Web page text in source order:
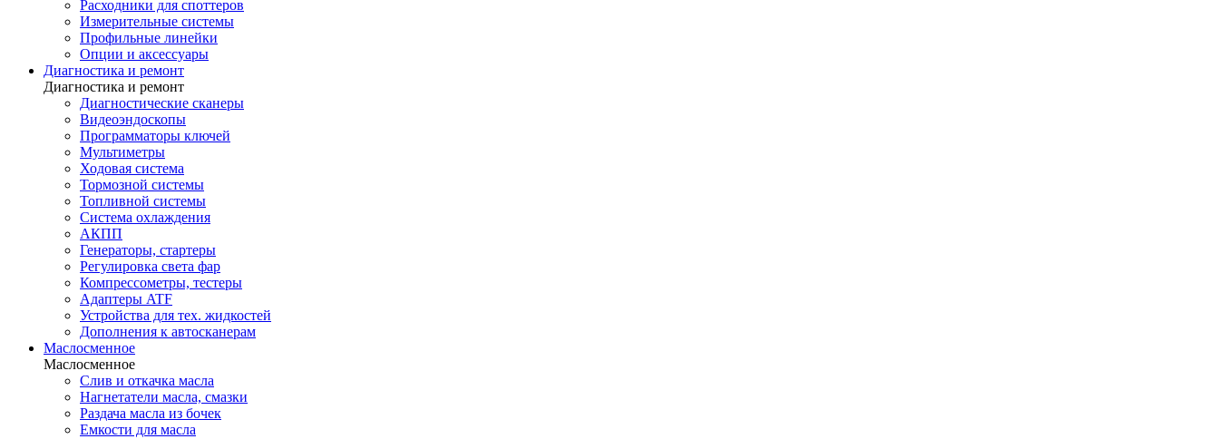
Расходники для споттеров
Измерительные системы
Профильные линейки
Опции и аксессуары
Диагностика и ремонт
Диагностика и ремонт
Диагностические сканеры
Видеоэндоскопы
Программаторы ключей
Мультиметры
Ходовая система
Тормозной системы
Топливной системы
Система охлаждения
АКПП
Генераторы, стартеры
Регулировка света фар
Компрессометры, тестеры
Адаптеры ATF
Устройства для тех. жидкостей
Дополнения к автосканерам
Маслосменное
Маслосменное
Слив и откачка масла
Нагнетатели масла, смазки
Раздача масла из бочек
Емкости для масла